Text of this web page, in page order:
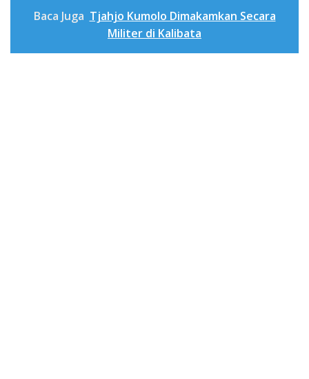
Baca Juga Tjahjo Kumolo Dimakamkan Secara
Militer di Kalibata